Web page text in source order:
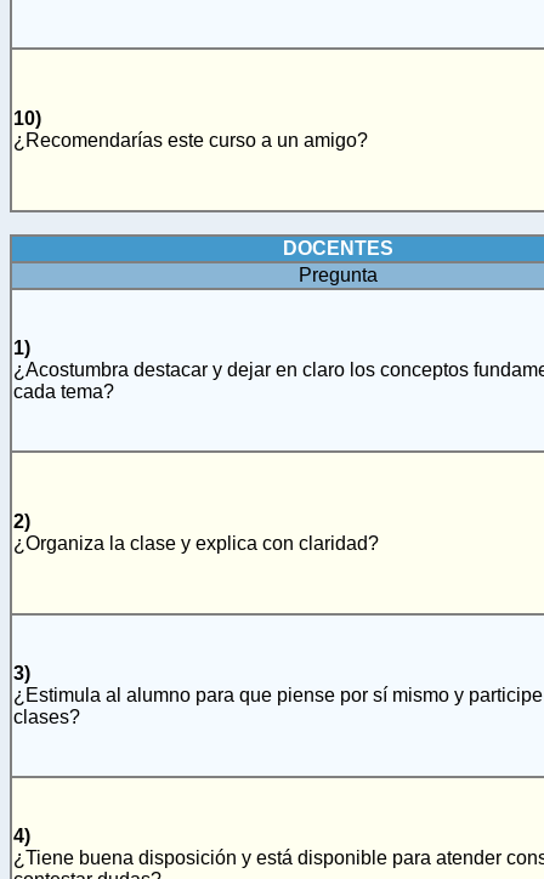
10)
¿Recomendarías este curso a un amigo?
DOCENTES
Pregunta
1)
¿Acostumbra destacar y dejar en claro los conceptos
cada tema?
2)
¿Organiza la clase y explica con claridad?
3)
¿Estimula al alumno para que piense por sí mismo y
clases?
4)
¿Tiene buena disposición y está disponible para atender